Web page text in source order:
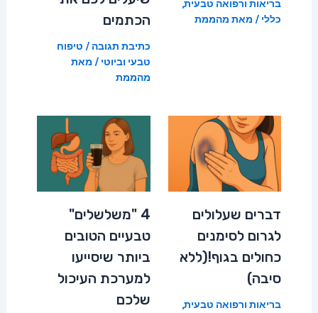
בריאות ורפואה טבעית,
כללי / מאת מהממת
הכתמים
כתיבת תגובה / טיפוח
טבעי וביוטי / מאת
מהממת
דברים שעלולים
לגרום לסימנים
כחולים בגוף!(ללא
סיבה)
בריאות ורפואה טבעית,
4 "משלשלים"
טבעיים הטובים
ביותר שיסייעו
למערכת העיכול
שלכם